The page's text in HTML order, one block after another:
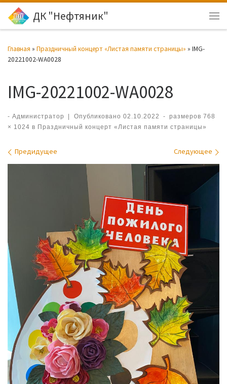
Перейти к содержимому
ДК "Нефтяник"
Главная » Праздничный концерт «Листая памяти страницы» » IMG-
20221002-WA0028
IMG-20221002-WA0028
- Администратор | Опубликовано 02.10.2022 - размеров 768
× 1024 в Праздничный концерт «Листая памяти страницы»
Навигация по изображениям
Предидущее Следующее